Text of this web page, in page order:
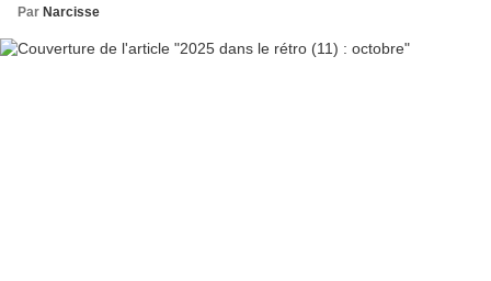
Par Narcisse